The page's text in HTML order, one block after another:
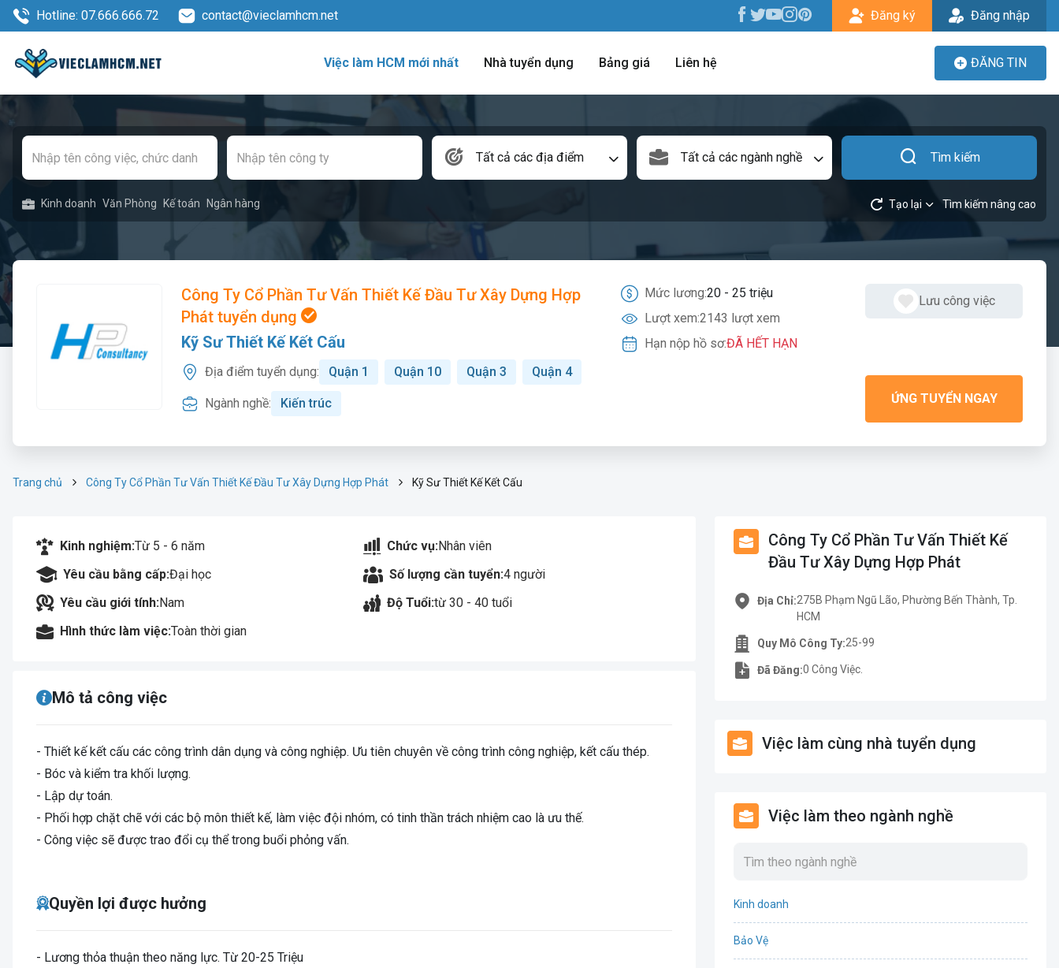
Hotline: 07.666.666.72 contact@vieclamhcm.net Đăng ký Đăng nhập
Việc làm HCM mới nhất Nhà tuyển dụng Bảng giá Liên hệ ĐĂNG TIN
Tất cả các địa điểm Tất cả các ngành nghề Tìm kiếm
Kinh doanh Văn Phòng Kế toán Ngân hàng Tạo lại Tìm kiếm nâng cao
Công Ty Cổ Phần Tư Vấn Thiết Kế Đầu Tư Xây Dựng Hợp
Phát tuyển dụng
Kỹ Sư Thiết Kế Kết Cấu
Địa điểm tuyển dụng: Quận 1 Quận 10 Quận 3 Quận 4
Ngành nghề: Kiến trúc
Mức lương:20 - 25 triệu
Lượt xem:2143 lượt xem
Hạn nộp hồ sơ:ĐÃ HẾT HẠN
Lưu công việc
ỨNG TUYỂN NGAY
Trang chủ Công Ty Cổ Phần Tư Vấn Thiết Kế Đầu Tư Xây Dựng Hợp Phát Kỹ Sư Thiết Kế Kết Cấu
Kinh nghiệm:Từ 5 - 6 năm Chức vụ:Nhân viên
Yêu cầu bằng cấp:Đại học Số lượng cần tuyển:4 người
Yêu cầu giới tính:Nam Độ Tuổi:từ 30 - 40 tuổi
Hình thức làm việc:Toàn thời gian
Mô tả công việc
- Thiết kế kết cấu các công trình dân dụng và công nghiệp. Ưu tiên chuyên về công trình công nghiệp, kết cấu thép.
- Bóc và kiểm tra khối lượng.
- Lập dự toán.
- Phối hợp chặt chẽ với các bộ môn thiết kế, làm việc đội nhóm, có tinh thần trách nhiệm cao là ưu thế.
- Công việc sẽ được trao đổi cụ thể trong buổi phỏng vấn.
Quyền lợi được hưởng
- Lương thỏa thuận theo năng lực. Từ 20-25 Triệu
Công Ty Cổ Phần Tư Vấn Thiết Kế
Đầu Tư Xây Dựng Hợp Phát
Địa Chỉ:275B Phạm Ngũ Lão, Phường Bến Thành, Tp.
HCM
Quy Mô Công Ty:25-99
Đã Đăng:0 Công Việc.
Việc làm cùng nhà tuyển dụng
Việc làm theo ngành nghề
Kinh doanh
Bảo Vệ